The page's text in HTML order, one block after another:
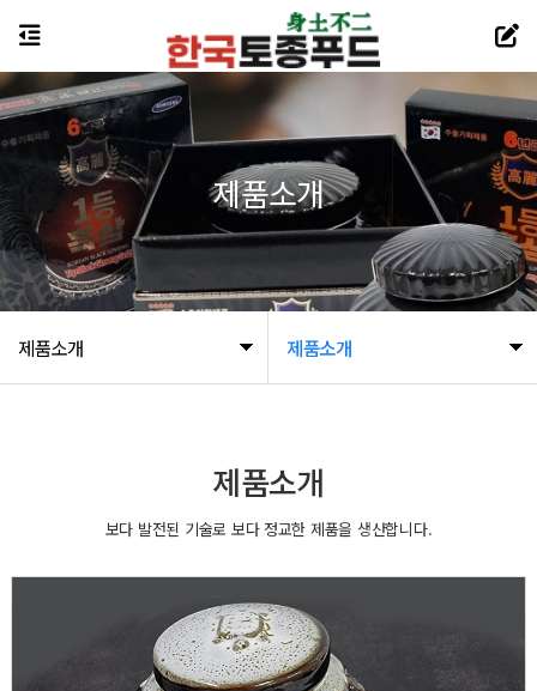
제품소개 제품소개
제품소개
제품소개
보다 발전된 기술로 보다 정교한 제품을 생산합니다.